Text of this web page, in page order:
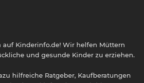
Kinderinfo.de! Wir helfen Müttern
und gesunde Kinder zu erziehen.
hilfreiche Ratgeber, Kaufberatungen